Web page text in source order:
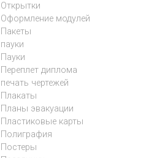
Открытки
Оформление модулей
Пакеты
пауки
Пауки
Переплет диплома
печать чертежей
Плакаты
Планы эвакуации
Пластиковые карты
Полиграфия
Постеры